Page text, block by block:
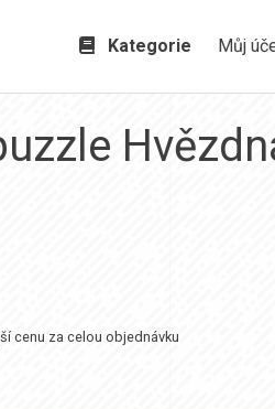
Kategorie Můj
cenu za celou objednávku